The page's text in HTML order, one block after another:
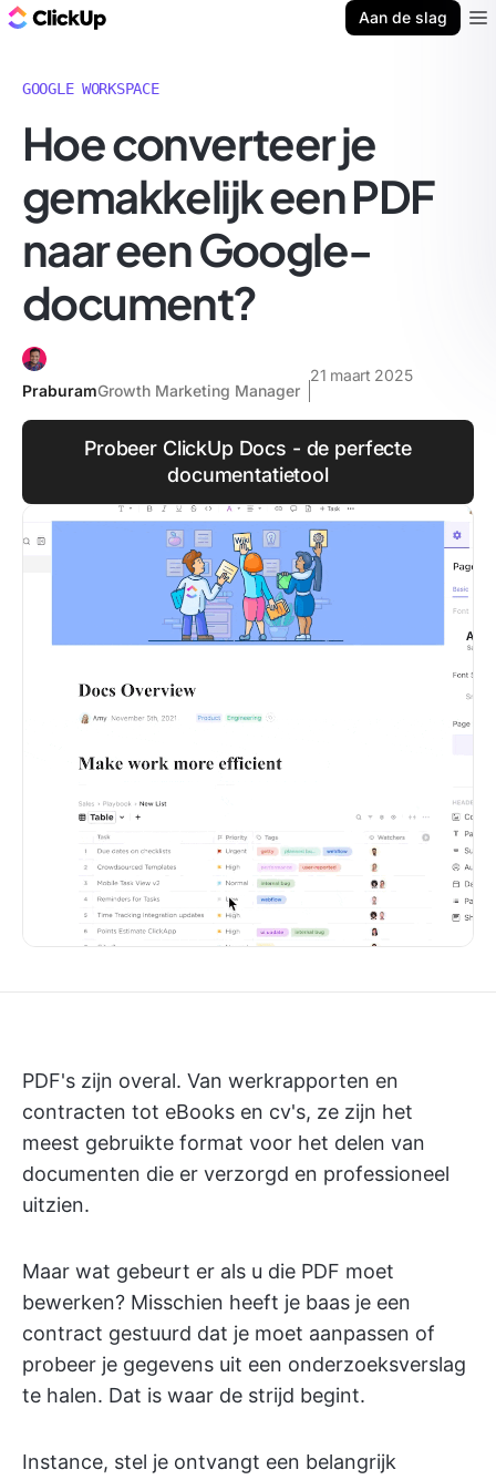
Aan de slag
GOOGLE WORKSPACE
Hoe converteer je
gemakkelijk een PDF
naar een Google-
document?
PraburamGrowth Marketing Manager
21 maart 2025
Probeer ClickUp Docs - de perfecte
documentatietool
PDF's zijn overal. Van werkrapporten en
contracten tot eBooks en cv's, ze zijn het
meest gebruikte format voor het delen van
documenten die er verzorgd en professioneel
uitzien.
Maar wat gebeurt er als u die PDF moet
bewerken? Misschien heeft je baas je een
contract gestuurd dat je moet aanpassen of
probeer je gegevens uit een onderzoeksverslag
te halen. Dat is waar de strijd begint.
Instance, stel je ontvangt een belangrijk